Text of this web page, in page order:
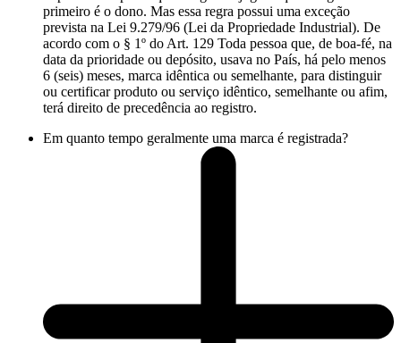
primeiro é o dono. Mas essa regra possui uma exceção
prevista na Lei 9.279/96 (Lei da Propriedade Industrial). De
acordo com o § 1º do Art. 129 Toda pessoa que, de boa-fé, na
data da prioridade ou depósito, usava no País, há pelo menos
6 (seis) meses, marca idêntica ou semelhante, para distinguir
ou certificar produto ou serviço idêntico, semelhante ou afim,
terá direito de precedência ao registro.
Em quanto tempo geralmente uma marca é registrada?